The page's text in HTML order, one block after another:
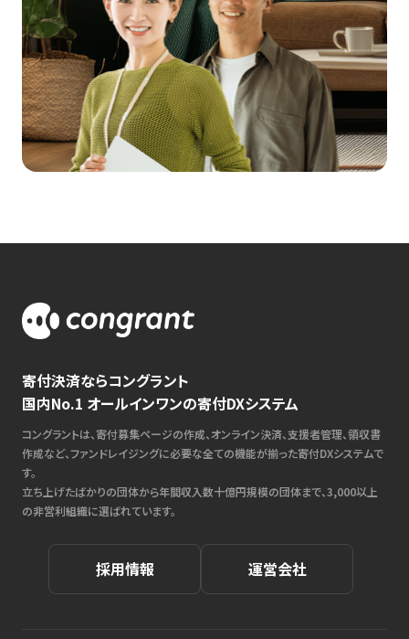
寄付決済ならコングラント
国内No.1 オールインワンの寄付DXシステム
コングラントは、寄付募集ページの作成、オンライン決済、支援者管理、領収書
作成など、ファンドレイジングに必要な全ての機能が揃った寄付DXシステムで
す。
立ち上げたばかりの団体から年間収入数十億円規模の団体まで、3,000以上
の非営利組織に選ばれています。
採用情報 運営会社